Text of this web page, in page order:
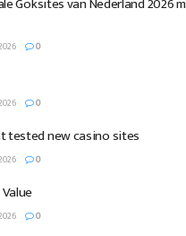
0
0
tested new casino sites
0
0